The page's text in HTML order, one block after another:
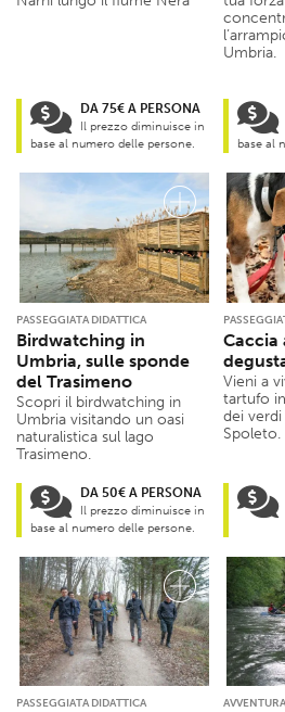
DA 75€ A PERSONA
Il prezzo diminuisce in
base al numero delle persone.
Umbria.
base al
PASSEGGIATA DIDATTICA
Birdwatching in
Umbria, sulle sponde
del Trasimeno
Scopri il birdwatching in
Umbria visitando un oasi
naturalistica sul lago
Trasimeno.
DA 50€ A PERSONA
Il prezzo diminuisce in
base al numero delle persone.
Vieni a
tartufo
dei
Spoleto.
PASSEGGIATA DIDATTICA AVVENTURA